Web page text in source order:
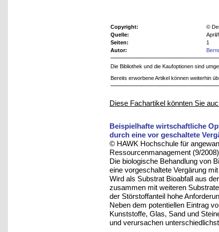
Copyright:
©
Quelle:
Seiten:
1
Autor:
Die Bibliothek und die Kaufoptionen sind
Bereits erworbene Artikel können weiterhin
Diese Fachartikel könnten Sie
Beispielhafte wirtschaftliche
durch eine vor geschaltete
© HAWK Hochschule für
Ressourcenmanagement (9/2008)
Die biologische Behandlung von
eine vorgeschaltete Vergärung
Wird als Substrat Bioabfall aus
zusammen mit weiteren
der Störstoffanteil hohe
Neben dem potentiellen Eintrag
Kunststoffe, Glas, Sand und
und verursachen